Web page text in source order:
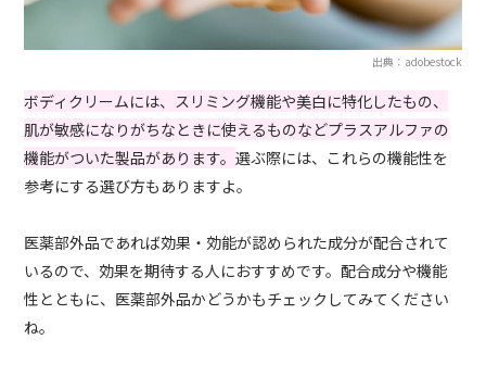
出典：adobestock
ボディクリームには、スリミング機能や美白に特化したもの、
肌が敏感になりがちなときに使えるものなどプラスアルファの
機能がついた製品があります。選ぶ際には、これらの機能性を
参考にする選び方もありますよ。
医薬部外品であれば効果・効能が認められた成分が配合されて
いるので、効果を期待する人におすすめです。配合成分や機能
性とともに、医薬部外品かどうかもチェックしてみてください
ね。